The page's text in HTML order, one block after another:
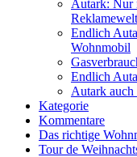
Autark: Nur
Endlich
Wohnmobil
Endlich
Autark auch
Kategorie
Kommentare
Das richtige
Tour de